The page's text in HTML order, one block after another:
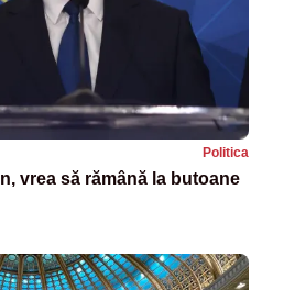
Politica
vrea să rămână la butoane